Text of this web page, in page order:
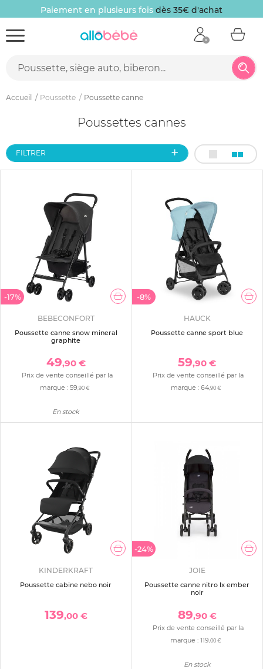
Paiement en plusieurs fois dès 35€ d'achat
Accueil Poussette Poussette canne
Poussettes cannes
FILTRER
-17%
BEBECONFORT
Poussette canne snow mineral
graphite
49,90 €
Prix de vente conseillé par la
marque : 59 ,90 €
En stock
-8%
HAUCK
Poussette canne sport blue
59,90 €
Prix de vente conseillé par la
marque : 64,90 €
KINDERKRAFT
Poussette cabine nebo noir
139,00 €
-24%
JOIE
Poussette canne nitro lx ember
noir
89,90 €
Prix de vente conseillé par la
marque :119 ,00 €
En stock